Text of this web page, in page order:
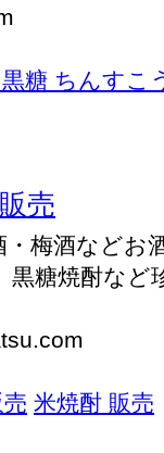
糖 ちんすこ
売
梅酒などお
黒糖焼酎など
米焼酎 販売